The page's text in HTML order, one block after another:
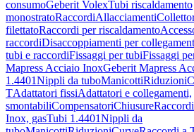
consumoGeberit VolexTubi riscaldamento
monostratoRaccordiAllacciamenti
filettatoRaccordi per riscaldamento
raccordiDisaccoppiamenti per
tubi e raccordiFissaggi per tubiFissaggi
Mapress Acciaio InoxGeberit Mapress
1.4401Nippli da tuboManicottiRiduzioni
TAdattatori fissiAdattatori e collegamenti,
smontabiliCompensatoriChiusureRaccordi
Inox, gasTubi 1.4401Nippli da